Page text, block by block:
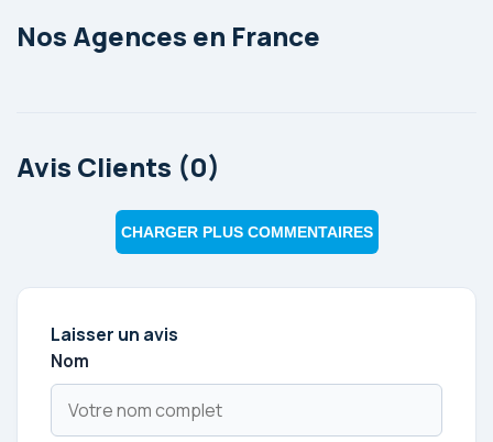
Nos Agences en France
Avis Clients (0)
CHARGER PLUS COMMENTAIRES
Laisser un avis
Nom